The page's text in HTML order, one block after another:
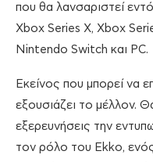
που θα λανσαριστεί
Xbox Series Χ, Xbox
Nintendo Switch και PC.
Εκείνος που μπορεί να
εξουσιάζει το μέλλον.
εξερευνήσεις την
τον ρόλο του Ekko,